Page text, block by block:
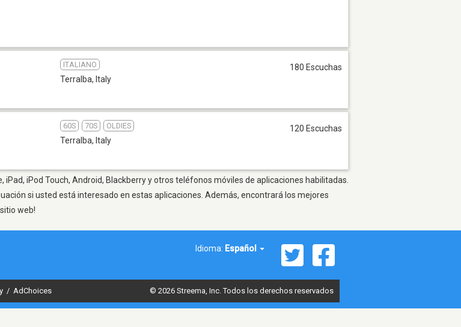
ITALIANO
Terralba, Italy
180 Escuchas
60S 70S OLDIES
Terralba, Italy
120 Escuchas
iPad, iPod Touch, Android, Blackberry y otros teléfonos móviles de aplicaciones habilitadas.
si usted está interesado en estas aplicaciones. Además, encontrará los mejores
web!
Idioma: Español
/ AdChoices © 2026 Streema, Inc. Todos los derechos reservados